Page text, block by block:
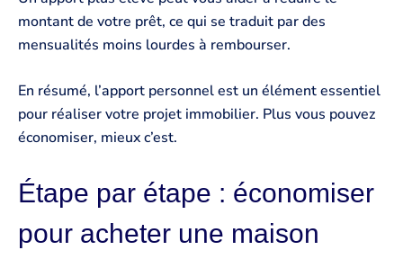
montant de votre prêt, ce qui se traduit par des
mensualités moins lourdes à rembourser.
En résumé, l’apport personnel est un élément essentiel
pour réaliser votre projet immobilier. Plus vous pouvez
économiser, mieux c’est.
Étape par étape : économiser
pour acheter une maison